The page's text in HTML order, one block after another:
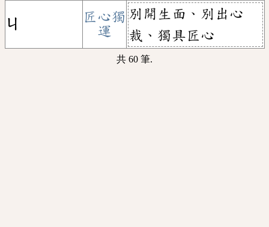
ㄐ
匠心獨
運
別開生面、別出心
裁、獨具匠心
共 60 筆.